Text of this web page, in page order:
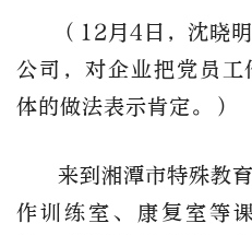
（12月4日，沈晓
公司，对企业把党员
体的做法表示肯定。）
来到湘潭市特殊教
作训练室、康复室等